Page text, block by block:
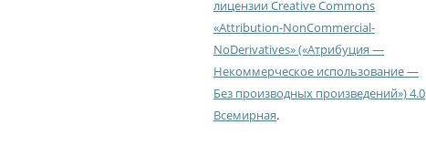
лицензии Creative Commons
«Attribution-NonCommercial-
NoDerivatives» («Атрибуция —
Некоммерческое использование —
Без производных произведений») 4.0
Всемирная.